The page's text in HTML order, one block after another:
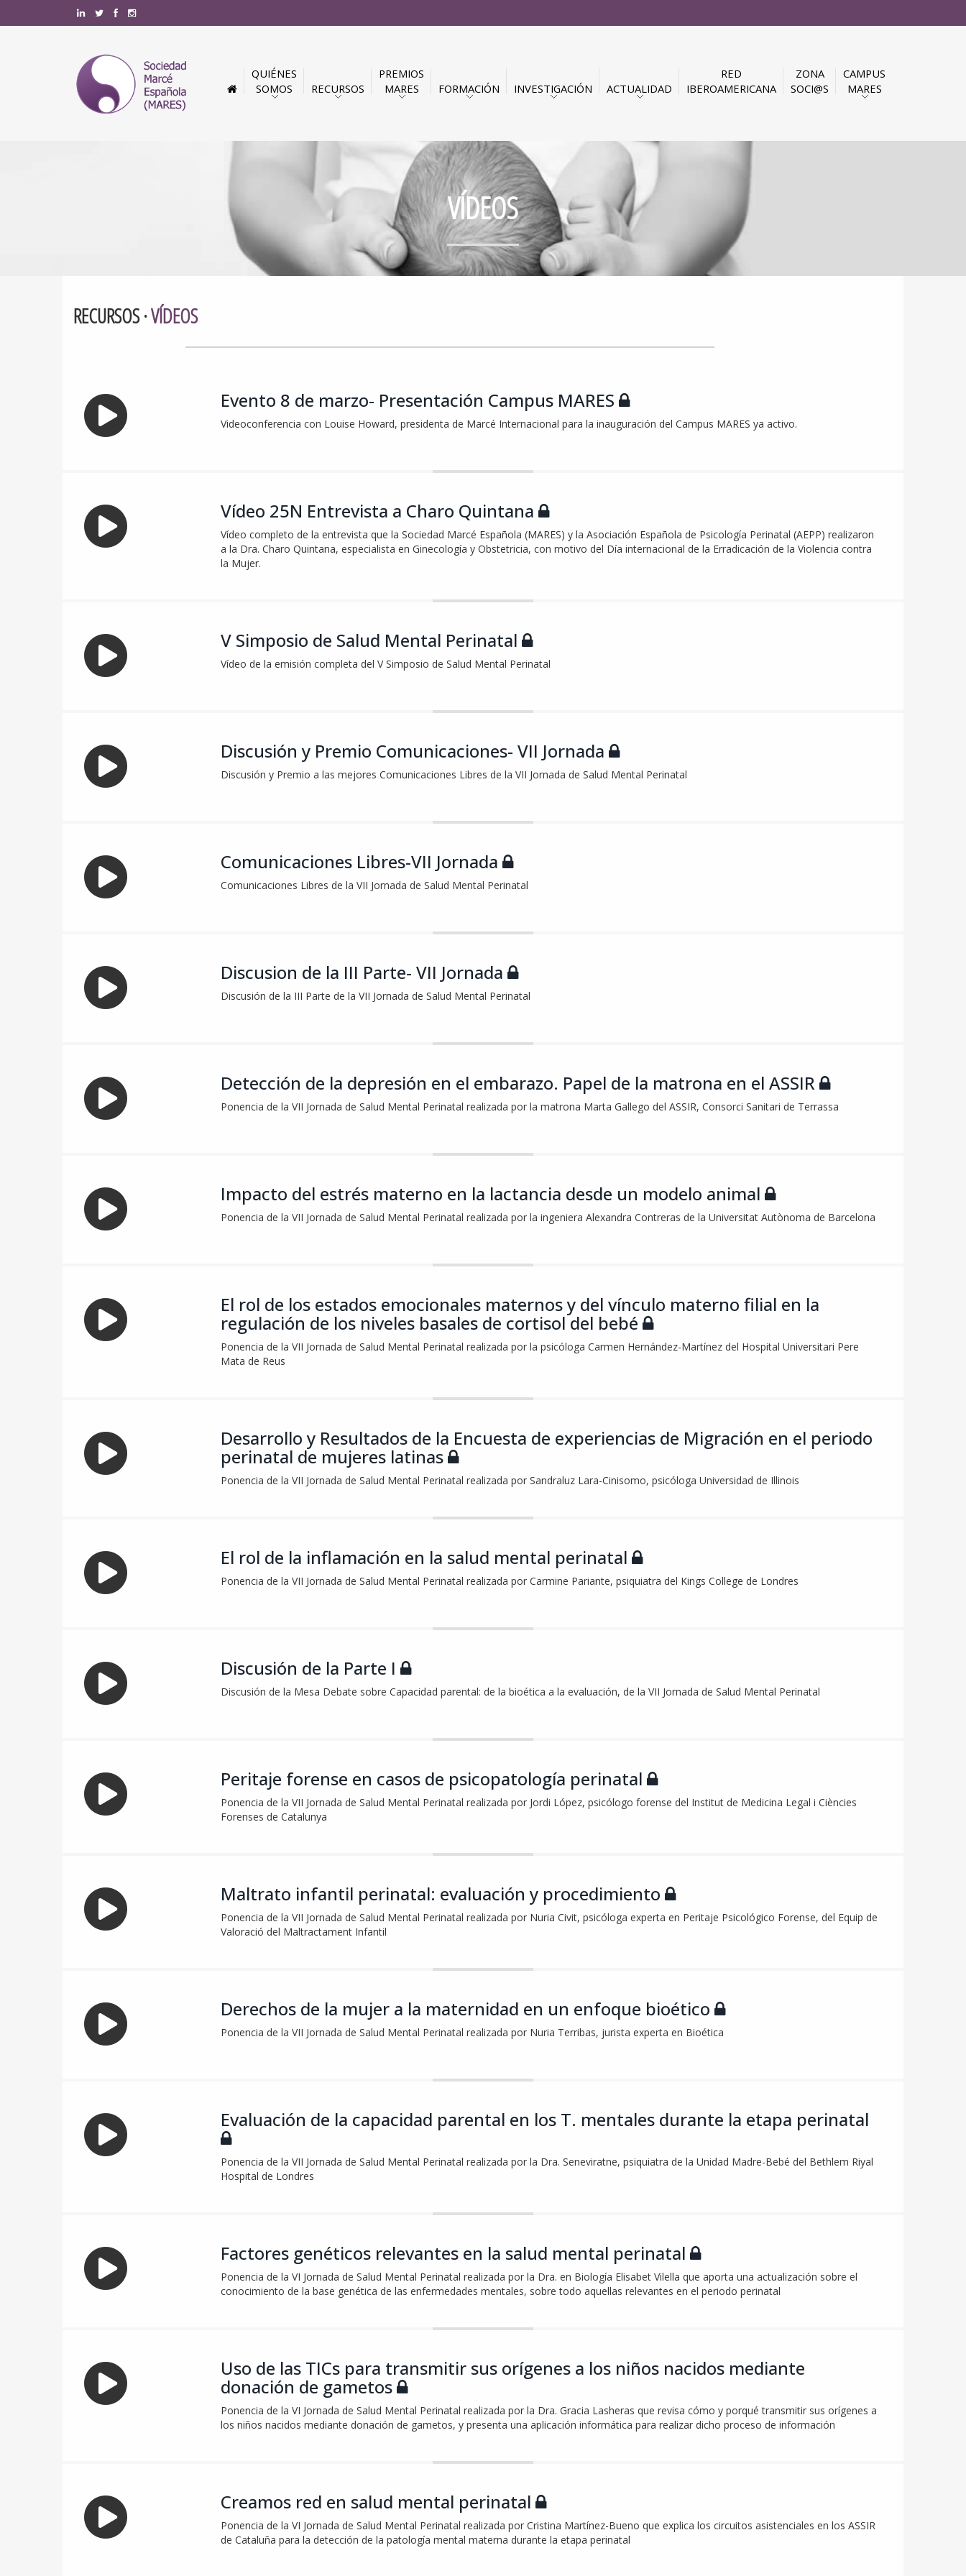
QUIÉNES
SOMOS
RECURSOS
PREMIOS
MARES
FORMACIÓN INVESTIGACIÓN ACTUALIDAD
RED
IBEROAMERICANA
ZONA
SOCI@S
CAMPUS
MARES
VÍDEOS
RECURSOS ·VÍDEOS
Evento 8 de marzo- Presentación Campus MARES
Videoconferencia con Louise Howard, presidenta de Marcé Internacional para la inauguración del Campus MARES ya activo.
Vídeo 25N Entrevista a Charo Quintana
Vídeo completo de la entrevista que la Sociedad Marcé Española (MARES) y la Asociación Española de Psicología Perinatal (AEPP) realizaron
a la Dra. Charo Quintana, especialista en Ginecología y Obstetricia, con motivo del Día internacional de la Erradicación de la Violencia contra
la Mujer.
V Simposio de Salud Mental Perinatal
Vídeo de la emisión completa del V Simposio de Salud Mental Perinatal
Discusión y Premio Comunicaciones- VII Jornada
Discusión y Premio a las mejores Comunicaciones Libres de la VII Jornada de Salud Mental Perinatal
Comunicaciones Libres-VII Jornada
Comunicaciones Libres de la VII Jornada de Salud Mental Perinatal
Discusion de la III Parte- VII Jornada
Discusión de la III Parte de la VII Jornada de Salud Mental Perinatal
Detección de la depresión en el embarazo. Papel de la matrona en el ASSIR
Ponencia de la VII Jornada de Salud Mental Perinatal realizada por la matrona Marta Gallego del ASSIR, Consorci Sanitari de Terrassa
Impacto del estrés materno en la lactancia desde un modelo animal
Ponencia de la VII Jornada de Salud Mental Perinatal realizada por la ingeniera Alexandra Contreras de la Universitat Autònoma de Barcelona
El rol de los estados emocionales maternos y del vínculo materno filial en la
regulación de los niveles basales de cortisol del bebé
Ponencia de la VII Jornada de Salud Mental Perinatal realizada por la psicóloga Carmen Hernández-Martínez del Hospital Universitari Pere
Mata de Reus
Desarrollo y Resultados de la Encuesta de experiencias de Migración en el periodo
perinatal de mujeres latinas
Ponencia de la VII Jornada de Salud Mental Perinatal realizada por Sandraluz Lara-Cinisomo, psicóloga Universidad de Illinois
El rol de la inflamación en la salud mental perinatal
Ponencia de la VII Jornada de Salud Mental Perinatal realizada por Carmine Pariante, psiquiatra del Kings College de Londres
Discusión de la Parte I
Discusión de la Mesa Debate sobre Capacidad parental: de la bioética a la evaluación, de la VII Jornada de Salud Mental Perinatal
Peritaje forense en casos de psicopatología perinatal
Ponencia de la VII Jornada de Salud Mental Perinatal realizada por Jordi López, psicólogo forense del Institut de Medicina Legal i Ciències
Forenses de Catalunya
Maltrato infantil perinatal: evaluación y procedimiento
Ponencia de la VII Jornada de Salud Mental Perinatal realizada por Nuria Civit, psicóloga experta en Peritaje Psicológico Forense, del Equip de
Valoració del Maltractament Infantil
Derechos de la mujer a la maternidad en un enfoque bioético
Ponencia de la VII Jornada de Salud Mental Perinatal realizada por Nuria Terribas, jurista experta en Bioética
Evaluación de la capacidad parental en los T. mentales durante la etapa perinatal
Ponencia de la VII Jornada de Salud Mental Perinatal realizada por la Dra. Seneviratne, psiquiatra de la Unidad Madre-Bebé del Bethlem Riyal
Hospital de Londres
Factores genéticos relevantes en la salud mental perinatal
Ponencia de la VI Jornada de Salud Mental Perinatal realizada por la Dra. en Biología Elisabet Vilella que aporta una actualización sobre el
conocimiento de la base genética de las enfermedades mentales, sobre todo aquellas relevantes en el periodo perinatal
Uso de las TICs para transmitir sus orígenes a los niños nacidos mediante
donación de gametos
Ponencia de la VI Jornada de Salud Mental Perinatal realizada por la Dra. Gracia Lasheras que revisa cómo y porqué transmitir sus orígenes a
los niños nacidos mediante donación de gametos, y presenta una aplicación informática para realizar dicho proceso de información
Creamos red en salud mental perinatal
Ponencia de la VI Jornada de Salud Mental Perinatal realizada por Cristina Martínez-Bueno que explica los circuitos asistenciales en los ASSIR
de Cataluña para la detección de la patología mental materna durante la etapa perinatal